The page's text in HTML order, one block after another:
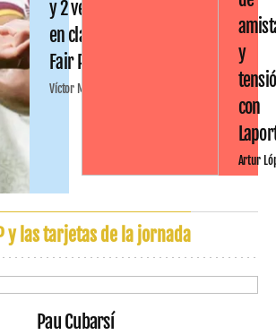
y 2 ventas
en clave
Fair Play
Víctor Malo
y
con
Artur
y las tarjetas de la jornada
Pau Cubarsí